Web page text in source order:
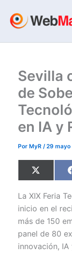
contenido
Sevilla
de
en IA y
Por MyR/29 mayo
en
X
(
w
i
t
t
e
)
La XIX Feria
inicio en el
más de 150
panel de 80
innovación,